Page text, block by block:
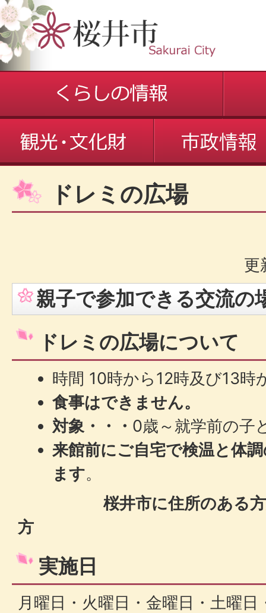
ドレミの広場
更
親子で参加できる交流の
ドレミの広場について
時間 10時から12時及び13時
食事はできません。
対象・・・ 0歳～就学前の子
来館前にご自宅で検温と体
ます。
桜井市に住所のある
方
実施日
月曜日・火曜日・金曜日・土曜日